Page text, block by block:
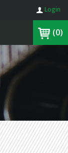
Login
(0)